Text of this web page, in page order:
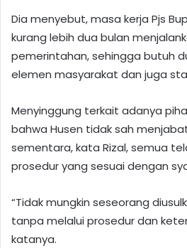
Dia menyebut, masa kerja Pjs
kurang lebih dua bulan
pemerintahan, sehingga butuh
elemen masyarakat dan juga
Menyinggung terkait adanya
bahwa Husen tidak sah
sementara, kata Rizal, semua
prosedur yang sesuai dengan
“Tidak mungkin seseorang
tanpa melalui prosedur dan
katanya.